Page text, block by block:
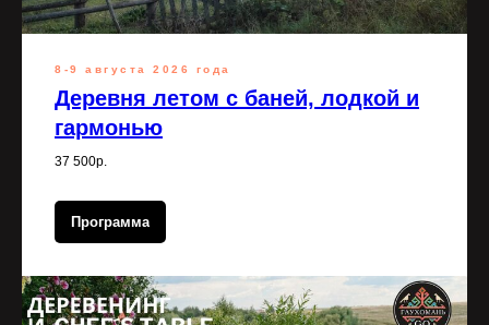
8-9 августа 2026 года
Деревня летом с баней, лодкой и
гармонью
37 500р.
Программа